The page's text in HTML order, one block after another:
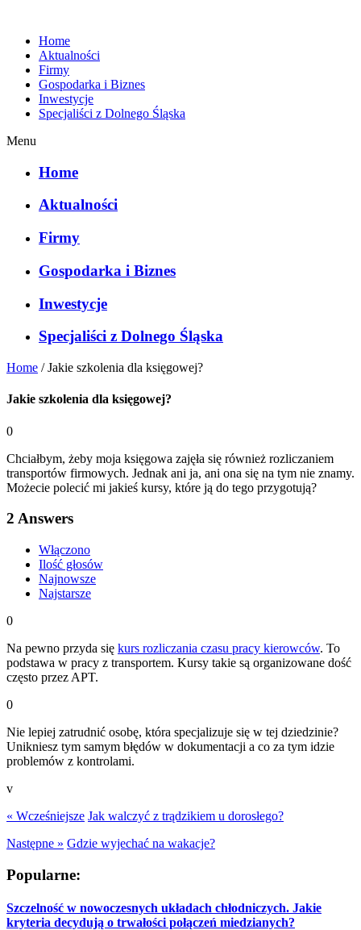
Home
Aktualności
Firmy
Gospodarka i Biznes
Inwestycje
Specjaliści z Dolnego Śląska
Menu
Home
Aktualności
Firmy
Gospodarka i Biznes
Inwestycje
Specjaliści z Dolnego Śląska
Home /Jakie szkolenia dla księgowej?
Jakie szkolenia dla księgowej?
0
Chciałbym, żeby moja księgowa zajęła się również rozliczaniem
transportów firmowych. Jednak ani ja, ani ona się na tym nie znamy.
Możecie polecić mi jakieś kursy, które ją do tego przygotują?
2 Answers
Włączono
Ilość głosów
Najnowsze
Najstarsze
0
Na pewno przyda się kurs rozliczania czasu pracy kierowców. To
podstawa w pracy z transportem. Kursy takie są organizowane dość
często przez APT.
0
Nie lepiej zatrudnić osobę, która specjalizuje się w tej dziedzinie?
Unikniesz tym samym błędów w dokumentacji a co za tym idzie
problemów z kontrolami.
v
« Wcześniejsze Jak walczyć z trądzikiem u dorosłego?
Następne » Gdzie wyjechać na wakacje?
Popularne:
Szczelność w nowoczesnych układach chłodniczych. Jakie
kryteria decydują o trwałości połączeń miedzianych?